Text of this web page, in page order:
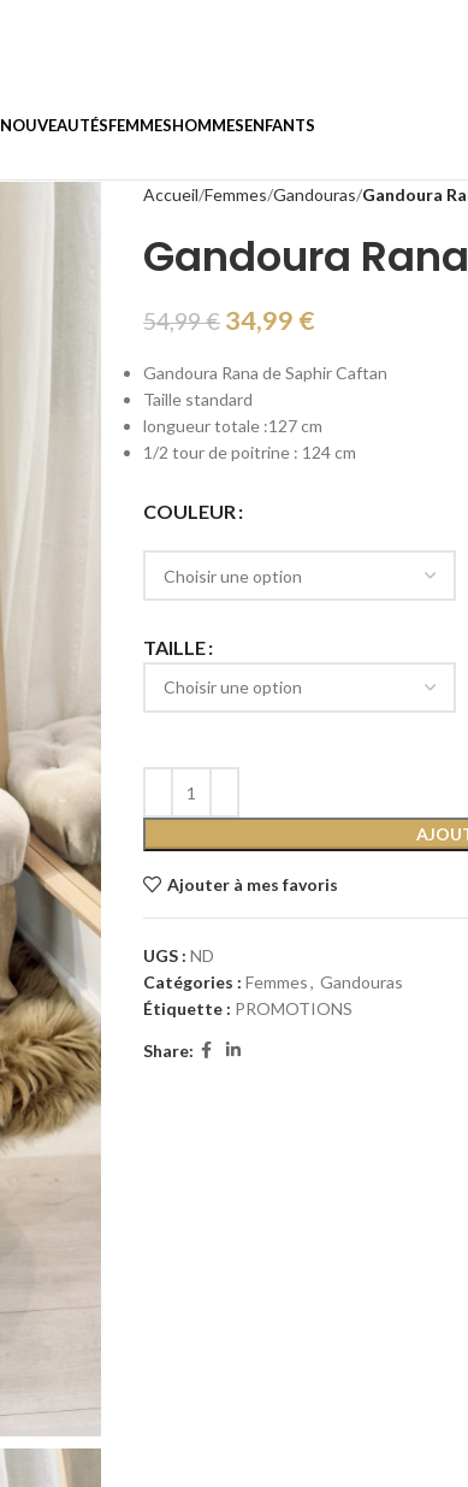
NOUVEAUTÉSFEMMESHOMMESENFANTS
Accueil Femmes Gandouras Gandoura
Gandoura
54,99€ 34,99 €
Gandoura Rana de Saphir Caftan
Taille standard
longueur totale :127 cm
1/2 tour de poitrine : 124 cm
COULEUR
TAILLE
Ajouter à mes favoris
UGS : ND
Catégories : Femmes, Gandouras
Étiquette : PROMOTIONS
Share: